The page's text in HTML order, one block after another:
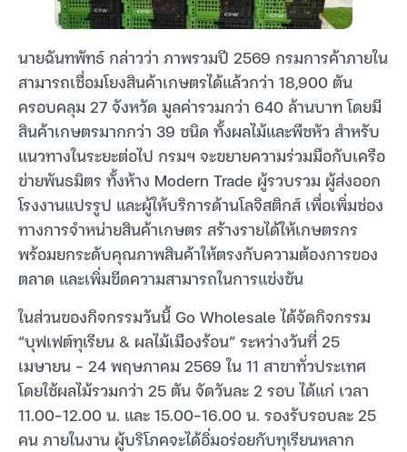
นายฉันทพัทธ์ กล่าวว่า ภาพรวมปี 2569 กรมการค้าภายใน
สามารถเชื่อมโยงสินค้าเกษตรได้แล้วกว่า 18,900 ตัน
ครอบคลุม 27 จังหวัด มูลค่ารวมกว่า 640 ล้านบาท โดยมี
สินค้าเกษตรมากกว่า 39 ชนิด ทั้งผลไม้และพืชหัว สำหรับ
แนวทางในระยะต่อไป กรมฯ จะขยายความร่วมมือกับเครือ
ข่ายพันธมิตร ทั้งห้าง Modern Trade ผู้รวบรวม ผู้ส่งออก
โรงงานแปรรูป และผู้ให้บริการด้านโลจิสติกส์ เพื่อเพิ่มช่อง
ทางการจำหน่ายสินค้าเกษตร สร้างรายได้ให้เกษตรกร
พร้อมยกระดับคุณภาพสินค้าให้ตรงกับความต้องการของ
ตลาด และเพิ่มขีดความสามารถในการแข่งขัน
ในส่วนของกิจกรรมวันนี้ Go Wholesale ได้จัดกิจกรรม
“บุฟเฟต์ทุเรียน & ผลไม้เมืองร้อน” ระหว่างวันที่ 25
เมษายน – 24 พฤษภาคม 2569 ใน 11 สาขาทั่วประเทศ
โดยใช้ผลไม้รวมกว่า 25 ตัน จัดวันละ 2 รอบ ได้แก่ เวลา
11.00-12.00 น. และ 15.00-16.00 น. รองรับรอบละ 25
คน ภายในงาน ผู้บริโภคจะได้อิ่มอร่อยกับทุเรียนหลาก